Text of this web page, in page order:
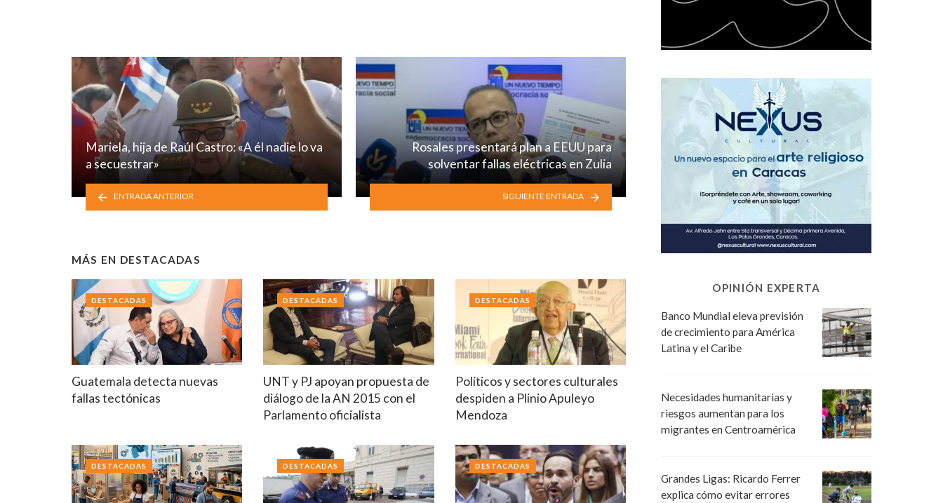
Mariela, hija de Raúl Castro: «A él nadie lo va
a secuestrar»
ENTRADA ANTERIOR
Rosales presentará plan a EEUU para
solventar fallas eléctricas en Zulia
SIGUIENTE ENTRADA
MÁS EN DESTACADAS
Guatemala detecta nuevas
fallas tectónicas
DESTACADAS
UNT y PJ apoyan propuesta de
diálogo de la AN 2015 con el
Parlamento oficialista
DESTACADAS
Políticos y sectores culturales
despiden a Plinio Apuleyo
Mendoza
DESTACADAS
DESTACADAS DESTACADAS DESTACADAS
OPINIÓN EXPERTA
Banco Mundial eleva previsión
de crecimiento para América
Latina y el Caribe
Necesidades humanitarias y
riesgos aumentan para los
migrantes en Centroamérica
Grandes Ligas: Ricardo Ferrer
explica cómo evitar errores